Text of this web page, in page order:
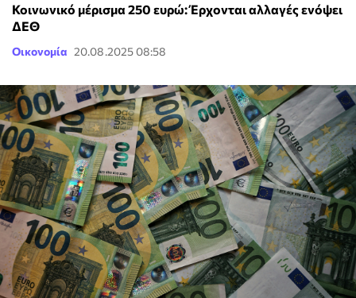
Κοινωνικό μέρισμα 250 ευρώ: Έρχονται αλλαγές ενόψει
ΔΕΘ
Οικονομία 20.08.2025 08:58